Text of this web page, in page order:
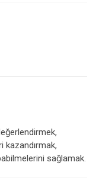
kazandırmak,
sağlamak.